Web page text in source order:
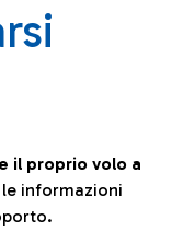
il proprio volo a
informazioni